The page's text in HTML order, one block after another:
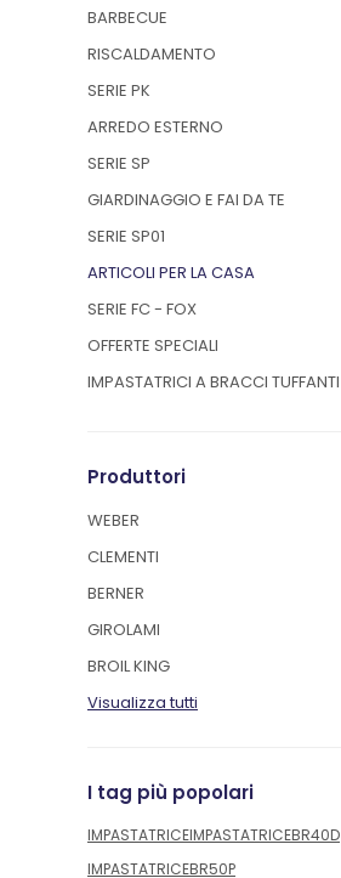
BARBECUE
RISCALDAMENTO
SERIE PK
ARREDO ESTERNO
SERIE SP
GIARDINAGGIO E FAI DA TE
SERIE SP01
ARTICOLI PER LA CASA
SERIE FC - FOX
OFFERTE SPECIALI
IMPASTATRICI A BRACCI TUFFANTI
Produttori
WEBER
CLEMENTI
BERNER
GIROLAMI
BROIL KING
Visualizza tutti
I tag più popolari
IMPASTATRICEIMPASTATRICEBR40D
IMPASTATRICEBR50P